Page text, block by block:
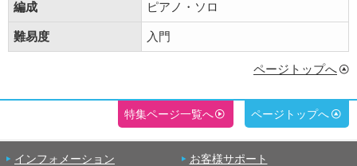
編成 ピアノ・ソロ
難易度 入門
ページトップへ
特集ページ一覧へ ページトップへ
インフォメーション お客様サポート